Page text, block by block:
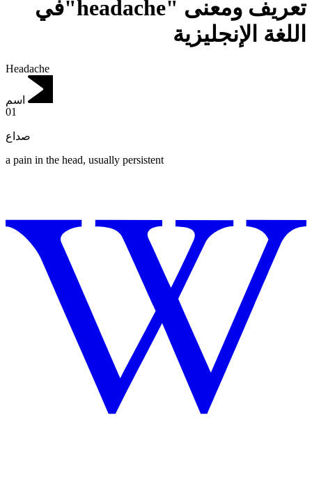
تعريف ومعنى "headache"في
اللغة الإنجليزية
Headache
اسم
01
صداع
a pain in the head, usually persistent